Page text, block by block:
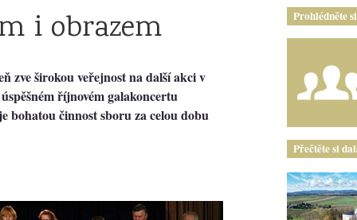
i obrazem
zve širokou veřejnost na další akci v
říjnovém galakoncertu
bohatou činnost sboru za celou dobu
Prohlédněte
Přečtěte si